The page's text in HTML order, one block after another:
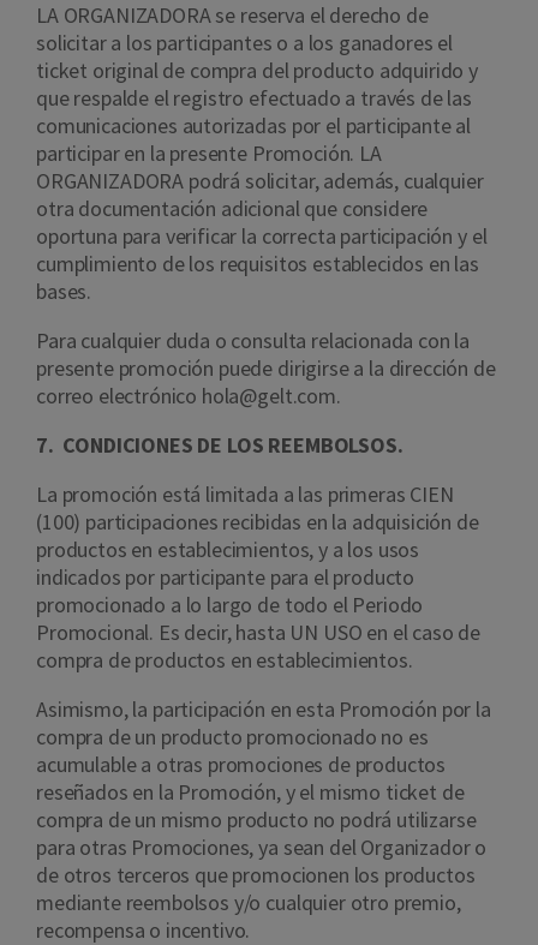
LA ORGANIZADORA se reserva el derecho de
solicitar a los participantes o a los ganadores el
ticket original de compra del producto adquirido y
que respalde el registro efectuado a través de las
comunicaciones autorizadas por el participante al
participar en la presente Promoción. LA
ORGANIZADORA podrá solicitar, además, cualquier
otra documentación adicional que considere
oportuna para verificar la correcta participación y el
cumplimiento de los requisitos establecidos en las
bases.
Para cualquier duda o consulta relacionada con la
presente promoción puede dirigirse a la dirección de
correo electrónico hola@gelt.com.
7. CONDICIONES DE LOS REEMBOLSOS.
La promoción está limitada a las primeras CIEN
(100) participaciones recibidas en la adquisición de
productos en establecimientos, y a los usos
indicados por participante para el producto
promocionado a lo largo de todo el Periodo
Promocional. Es decir, hasta UN USO en el caso de
compra de productos en establecimientos.
Asimismo, la participación en esta Promoción por la
compra de un producto promocionado no es
acumulable a otras promociones de productos
reseñados en la Promoción, y el mismo ticket de
compra de un mismo producto no podrá utilizarse
para otras Promociones, ya sean del Organizador o
de otros terceros que promocionen los productos
mediante reembolsos y/o cualquier otro premio,
recompensa o incentivo.